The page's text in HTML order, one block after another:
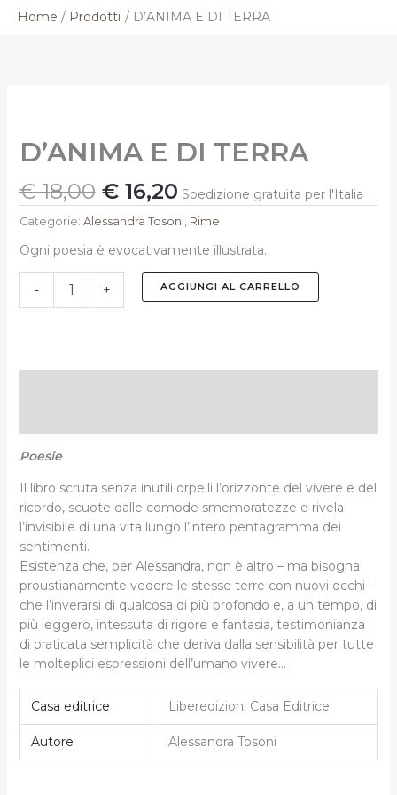
Home Prodotti D’ANIMA E DI TERRA
D’ANIMA E DI TERRA
€18,00
originale
era:
€ 18,00.
€16,20
attuale
è:
Spedizione gratuita per l'Italia
Categorie: Alessandra Tosoni, Rime
Ogni poesia è evocativamente illustrata.
-
TERRA
+ AGGIUNGI AL CARRELLO
Poesie
Il libro scruta senza inutili orpelli l’orizzonte del vivere e del
ricordo, scuote dalle comode smemoratezze e rivela
l’invisibile di una vita lungo l’intero pentagramma dei
sentimenti.
Esistenza che, per Alessandra, non è altro – ma bisogna
proustianamente vedere le stesse terre con nuovi occhi –
che l’inverarsi di qualcosa di più profondo e, a un tempo, di
più leggero, intessuta di rigore e fantasia, testimonianza
di praticata semplicità che deriva dalla sensibilità per tutte
le molteplici espressioni dell’umano vivere…
Casa editrice Liberedizioni Casa Editrice
Autore Alessandra Tosoni